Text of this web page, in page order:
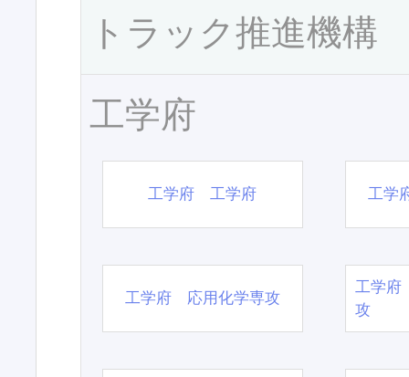
トラック推進機構
工学府
工学府 工学府 工学
工学府 応用化学専攻
工学府
攻